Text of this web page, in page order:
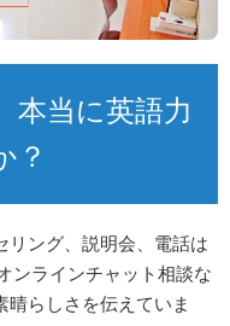
本当に英語力
？
リング、説明会、電話は
ンラインチャット相談な
晴らしさを伝えていま